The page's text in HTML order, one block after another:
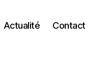
Actualité Contact